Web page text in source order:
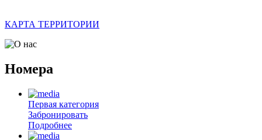
КАРТА ТЕРРИТОРИИ
Номера
Первая категория
Забронировать
Подробнее